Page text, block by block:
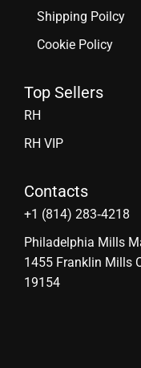
Shipping Poilcy
Cookie Policy
Top Sellers
RH
RH VIP
Contacts
‪+1 (814) 283‑4218
Philadelphia Mills
1455 Franklin Mills
19154